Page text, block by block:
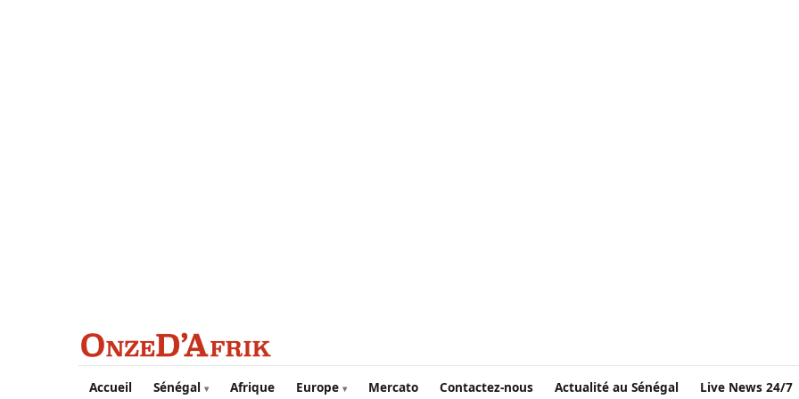
Aller au contenu principal
Accueil Sénégal Afrique Europe Mercato Contactez-nous Actualité au Sénégal Live News 24/7